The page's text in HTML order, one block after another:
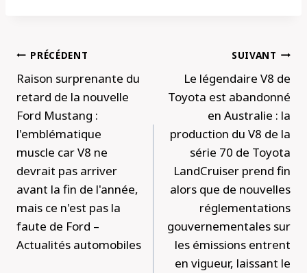
Navigation
de
l’article
PRÉCÉDENT
Raison surprenante du
retard de la nouvelle
Ford Mustang :
l'emblématique
muscle car V8 ne
devrait pas arriver
avant la fin de l'année,
mais ce n'est pas la
faute de Ford –
Actualités automobiles
SUIVANT
Le légendaire V8 de
Toyota est abandonné
en Australie : la
production du V8 de la
série 70 de Toyota
LandCruiser prend fin
alors que de nouvelles
réglementations
gouvernementales sur
les émissions entrent
en vigueur, laissant le